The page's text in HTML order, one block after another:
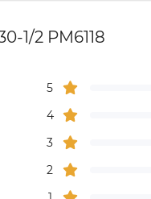
1/2 PM6118
5
4
3
2